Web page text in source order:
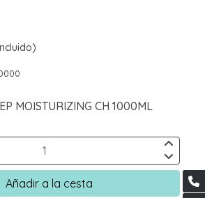
MOISTURIZING CH 1000ML
Añadir a la cesta